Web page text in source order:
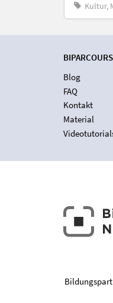
Kultur,
BIPARCOURS
Blog
FAQ
Kontakt
Material